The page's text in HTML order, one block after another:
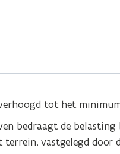
tot het
bedraagt de
vastgelegd door